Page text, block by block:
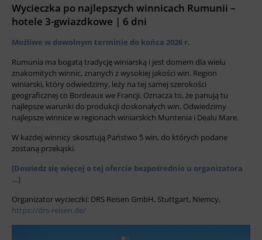
Wycieczka po najlepszych winnicach Rumunii –
hotele 3-gwiazdkowe | 6 dni
Możliwe w dowolnym terminie do końca 2026 r.
Rumunia ma bogatą tradycję winiarską i jest domem dla wielu
znakomitych winnic, znanych z wysokiej jakości win. Region
winiarski, który odwiedzimy, leży na tej samej szerokości
geograficznej co Bordeaux we Francji. Oznacza to, że panują tu
najlepsze warunki do produkcji doskonałych win. Odwiedzimy
najlepsze winnice w regionach winiarskich Muntenia i Dealu Mare.
W każdej winnicy skosztują Państwo 5 win, do których podane
zostaną przekąski.
[Dowiedz się więcej o tej ofercie bezpośrednio u organizatora
…]
Organizator wycieczki: DRS Reisen GmbH, Stuttgart, Niemcy,
https://drs-reisen.de/